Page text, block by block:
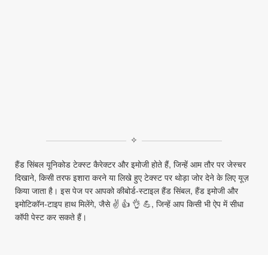
✧
हैंड सिंबल यूनिकोड टेक्स्ट कैरेक्टर और इमोजी होते हैं, जिन्हें आम तौर पर जेस्चर
दिखाने, किसी तरफ इशारा करने या लिखे हुए टेक्स्ट पर थोड़ा जोर देने के लिए यूज़
किया जाता है। इस पेज पर आपको कीबोर्ड‑स्टाइल हैंड सिंबल, हैंड इमोजी और
इमोटिकॉन‑टाइप हाथ मिलेंगे, जैसे ✌ 👍 👌 💪, जिन्हें आप किसी भी ऐप में सीधा
कॉपी पेस्ट कर सकते हैं।